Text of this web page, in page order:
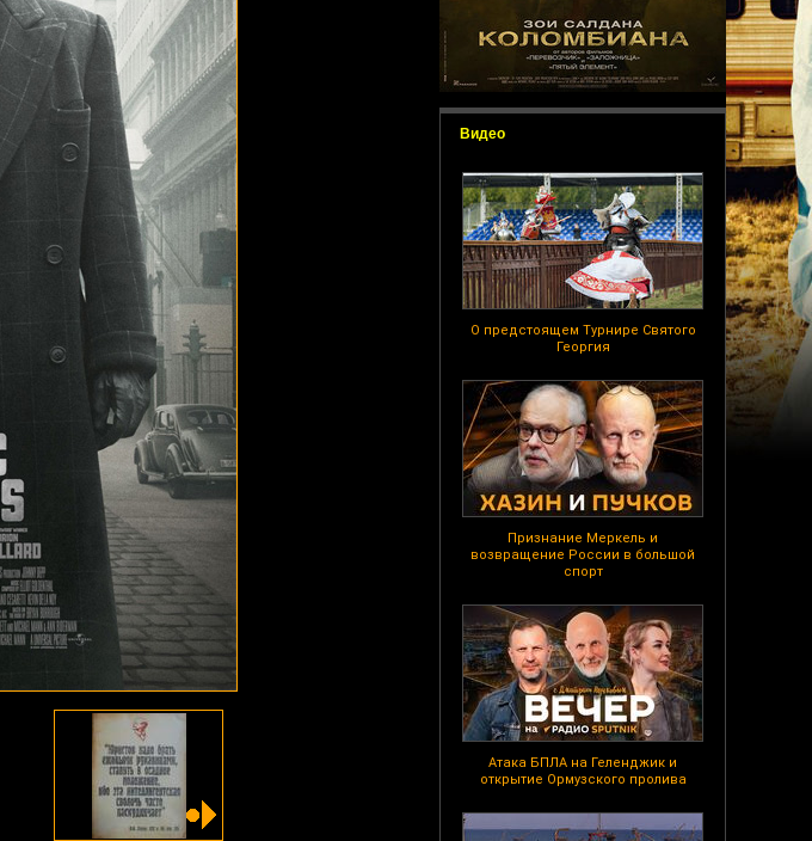
Видео
О предстоящем Турнире Святого
Георгия
Признание Меркель и
возвращение России в большой
спорт
Атака БПЛА на Геленджик и
открытие Ормузского пролива